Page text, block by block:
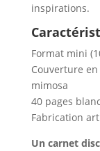
inspirations.
Format mini
Couverture
mimosa
40 pages
Fabrication
Un carnet